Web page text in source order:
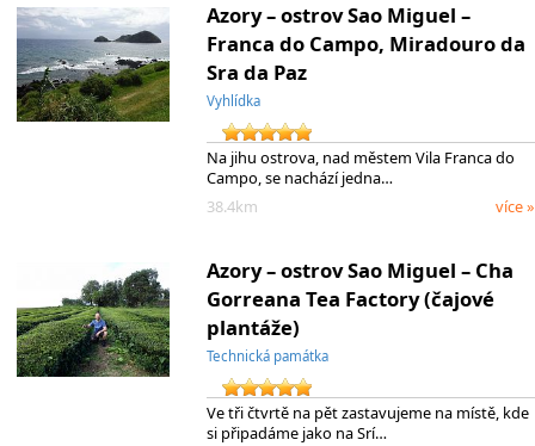
Azory – ostrov Sao Miguel –
Franca do Campo, Miradouro da
Sra da Paz
Vyhlídka
Na jihu ostrova, nad městem Vila Franca do
Campo, se nachází jedna…
38.4km
více »
Azory – ostrov Sao Miguel – Cha
Gorreana Tea Factory (čajové
plantáže)
Technická památka
Ve tři čtvrtě na pět zastavujeme na místě, kde
si připadáme jako na Srí…